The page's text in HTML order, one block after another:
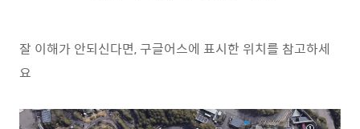
잘 이해가 안되신다면, 구글어스에 표시한 위치를 참고하세
요